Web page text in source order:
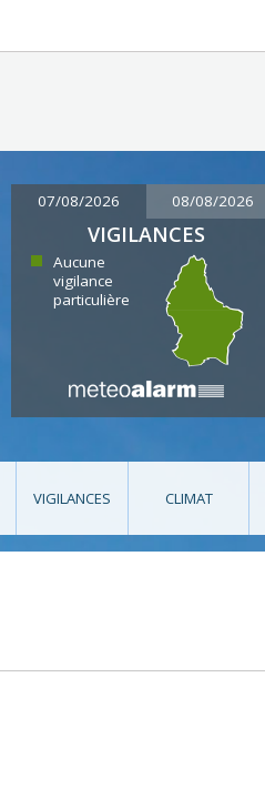
07/08/2026 08/08/2026
VIGILANCES
Aucune
vigilance
particulière
VIGILANCES CLIMAT